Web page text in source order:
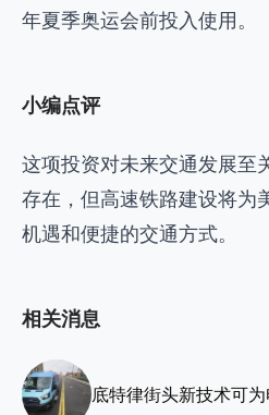
年夏季奥运会前投入使用。
小编点评
这项投资对未来交通发展至
存在，但高速铁路建设将为
机遇和便捷的交通方式。
相关消息
底特律街头新技术可